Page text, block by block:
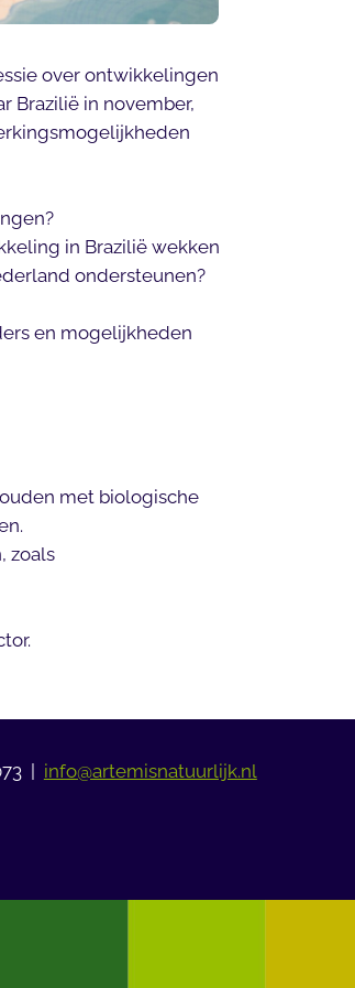
over ontwikkelingen
Brazilië in november,
in Brazilië wekken
ondersteunen?
en mogelijkheden
met biologische
zoals
| info@artemisnatuurlijk.nl